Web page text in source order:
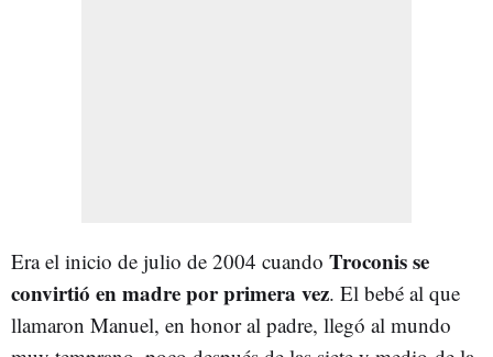
Era el inicio de julio de 2004 cuando Troconis se
convirtió en madre por primera vez. El bebé al que
llamaron Manuel, en honor al padre, llegó al mundo